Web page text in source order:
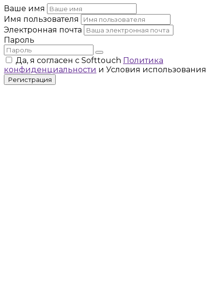
Ваше имя
Имя пользователя
Электронная почта
Пароль
Да, я согласен с Softtouch Политика
конфиденциальности и Условия использования
Регистрация